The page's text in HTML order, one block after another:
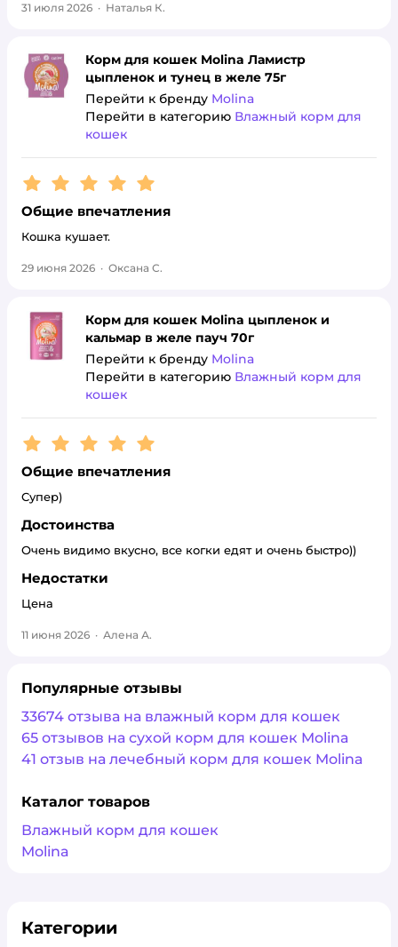
31 июля 2026 · Наталья К.
Корм для кошек Molina Ламистр
цыпленок и тунец в желе 75г
Перейти к бренду Molina
Перейти в категорию Влажный корм для
кошек
Рейтинг:5
Общие впечатления
Кошка кушает.
29 июня 2026 · Оксана С.
Корм для кошек Molina цыпленок и
кальмар в желе пауч 70г
Перейти к бренду Molina
Перейти в категорию Влажный корм для
кошек
Рейтинг:5
Общие впечатления
Супер)
Достоинства
Очень видимо вкусно, все когки едят и очень быстро))
Недостатки
Цена
11 июня 2026 · Алена А.
Популярные отзывы
33674 отзыва на влажный корм для кошек
65 отзывов на сухой корм для кошек Molina
41 отзыв на лечебный корм для кошек Molina
Каталог товаров
Влажный корм для кошек
Molina
Категории